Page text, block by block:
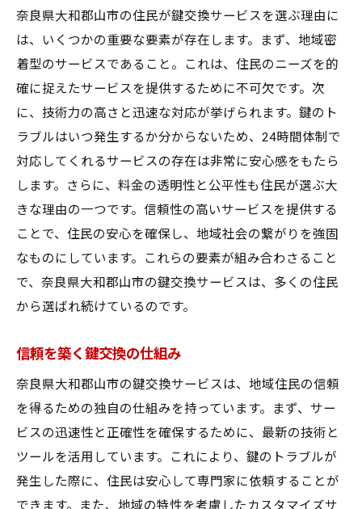
奈良県大和郡山市の住民が鍵交換サービスを選ぶ理由に
は、いくつかの重要な要素が存在します。まず、地域密
着型のサービスであること。これは、住民のニーズを的
確に捉えたサービスを提供するために不可欠です。次
に、技術力の高さと迅速な対応が挙げられます。鍵のト
ラブルはいつ発生するか分からないため、24時間体制で
対応してくれるサービスの存在は非常に安心感をもたら
します。さらに、料金の透明性と公平性も住民が選ぶ大
きな理由の一つです。信頼性の高いサービスを提供する
ことで、住民の安心を確保し、地域社会の繋がりを強固
なものにしています。これらの要素が組み合わさること
で、奈良県大和郡山市の鍵交換サービスは、多くの住民
から選ばれ続けているのです。
信頼を築く鍵交換の仕組み
奈良県大和郡山市の鍵交換サービスは、地域住民の信頼
を得るための独自の仕組みを持っています。まず、サー
ビスの迅速性と正確性を確保するために、最新の技術と
ツールを活用しています。これにより、鍵のトラブルが
発生した際に、住民は安心して専門家に依頼することが
できます。また、地域の特性を考慮したカスタマイズサ